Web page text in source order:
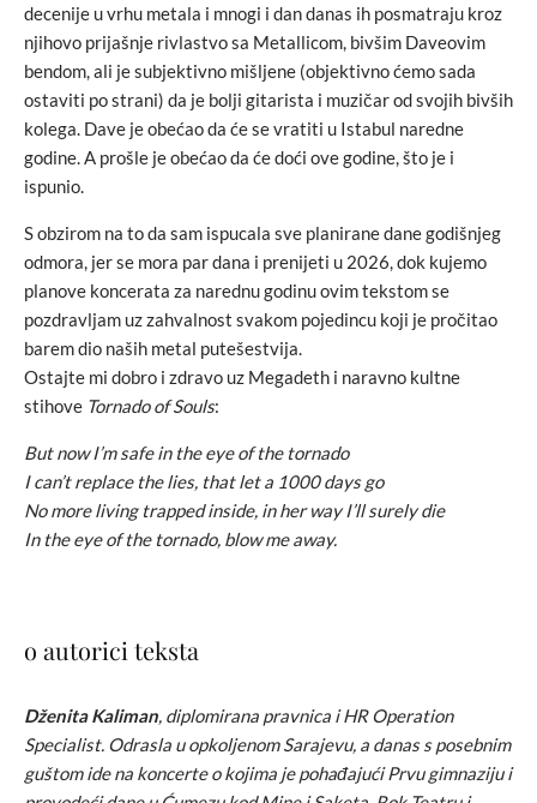
decenije u vrhu metala i mnogi i dan danas ih posmatraju kroz
njihovo prijašnje rivlastvo sa Metallicom, bivšim Daveovim
bendom, ali je subjektivno mišljene (objektivno ćemo sada
ostaviti po strani) da je bolji gitarista i muzičar od svojih bivših
kolega. Dave je obećao da će se vratiti u Istabul naredne
godine. A prošle je obećao da će doći ove godine, što je i
ispunio.
S obzirom na to da sam ispucala sve planirane dane godišnjeg
odmora, jer se mora par dana i prenijeti u 2026, dok kujemo
planove koncerata za narednu godinu ovim tekstom se
pozdravljam uz zahvalnost svakom pojedincu koji je pročitao
barem dio naših metal putešestvija.
Ostajte mi dobro i zdravo uz Megadeth i naravno kultne
stihove Tornado of Souls:
But now I’m safe in the eye of the tornado
I can’t replace the lies, that let a 1000 days go
No more living trapped inside, in her way I’ll surely die
In the eye of the tornado, blow me away.
o autorici teksta
Dženita Kaliman, diplomirana pravnica i HR Operation
Specialist. Odrasla u opkoljenom Sarajevu, a danas s posebnim
guštom ide na koncerte o kojima je pohađajući Prvu gimnaziju i